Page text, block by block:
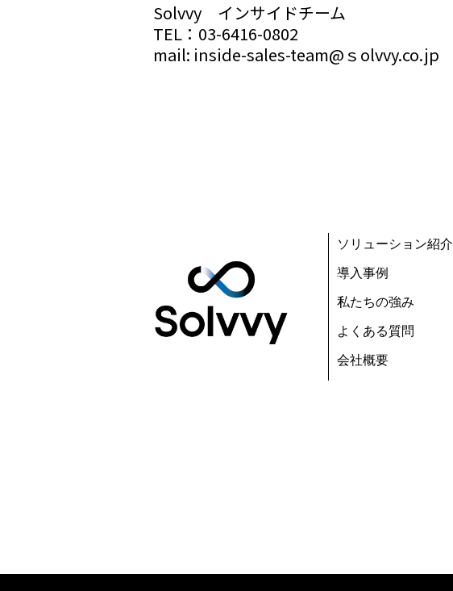
Solvvy インサイドチーム
TEL：03-6416-0802
mail: inside-sales-team@ｓolvvy.co.jp
ソリューション紹介
導入事例
私たちの強み
よくある質問
会社概要